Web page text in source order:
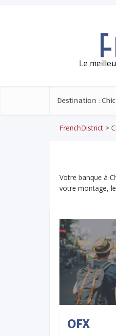
Le
Destination :
FrenchDistrict >
Votre banque à
votre montage,
OFX